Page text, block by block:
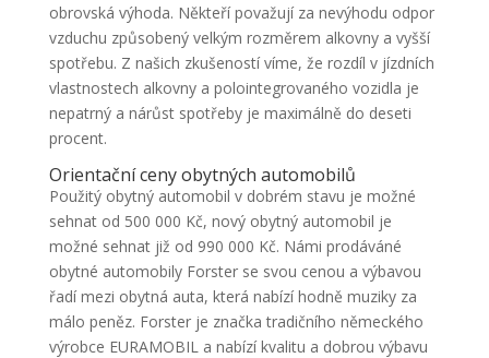
obrovská výhoda. Někteří považují za nevýhodu odpor
vzduchu způsobený velkým rozměrem alkovny a vyšší
spotřebu. Z našich zkušeností víme, že rozdíl v jízdních
vlastnostech alkovny a polointegrovaného vozidla je
nepatrný a nárůst spotřeby je maximálně do deseti
procent.
Orientační ceny obytných automobilů
Použitý obytný automobil v dobrém stavu je možné
sehnat od 500 000 Kč, nový obytný automobil je
možné sehnat již od 990 000 Kč. Námi prodáváné
obytné automobily Forster se svou cenou a výbavou
řadí mezi obytná auta, která nabízí hodně muziky za
málo peněz. Forster je značka tradičního německého
výrobce EURAMOBIL a nabízí kvalitu a dobrou výbavu